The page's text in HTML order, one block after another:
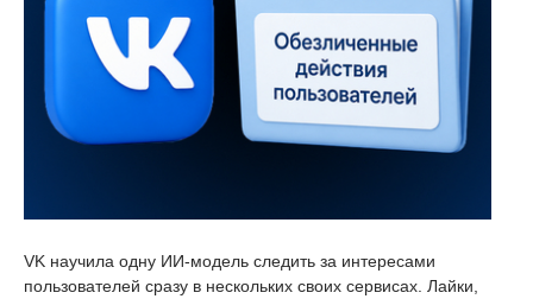
VK научила одну ИИ-модель следить за интересами
пользователей сразу в нескольких своих сервисах. Лайки,